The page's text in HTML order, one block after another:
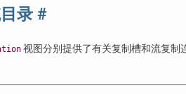
录 #
视图分别提供了有关复制槽和流复制